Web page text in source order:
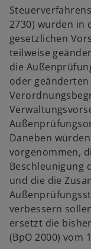
2730) wurden in
gesetzlichen
teilweise
die
oder
Daneben
vorgenommen,
Beschleunigung
und die die
verbessern
ersetzt die
(BpO 2000) vom